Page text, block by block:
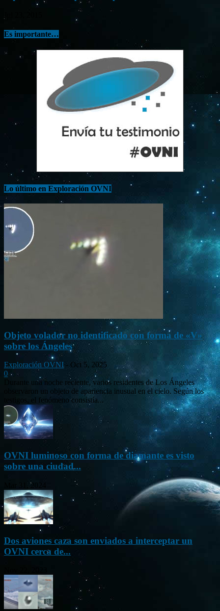
Es importante…
Lo último en Exploración OVNI
Objeto volador no identificado con forma de «V»
sobre los Ángeles
Exploración OVNI - Oct 5, 2025
0
Durante una noche reciente, varios residentes de Los Ángeles
observaron un objeto de apariencia inusual en el cielo. Según los
testigos, el fenómeno consistía...
OVNI luminoso con forma de diamante es visto
sobre una ciudad...
Mar 31, 2024
Dos aviones caza son enviados a interceptar un
OVNI cerca de...